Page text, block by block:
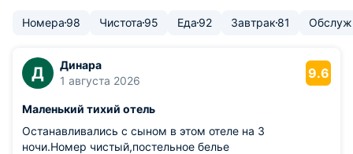
Номера 98 Чистота 95 Еда 92 Завтрак 81
Д
Динара
1 августа 2026
9.6
Маленький тихий отель
Останавливались с сыном в этом отеле на 3
ночи.Номер чистый,постельное белье